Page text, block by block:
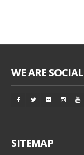
WE ARE SOCIAL
SITEMAP